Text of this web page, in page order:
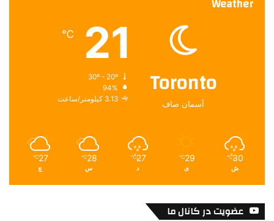
Weather
Toronto
آسمان صاف
21
℃
94%
3.13 کیلومتر/ساعت
30
℃
ش
29
℃
ی
27
℃
د
28
℃
س
27
℃
چ
عضویت در کانال ما